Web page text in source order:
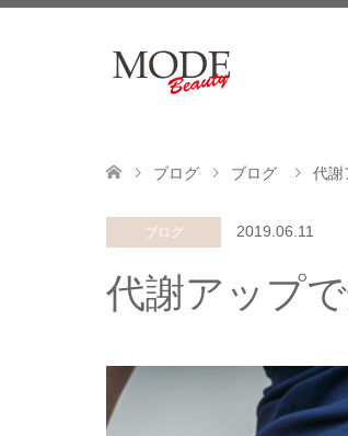
ブログ ブログ 代謝
ブログ 2019.06.11
代謝アップ